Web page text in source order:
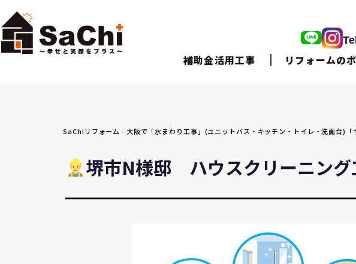
補助金活用工事 リフォームの
SaChiリフォーム - 大阪で「水まわり工事」(ユニットバス・キッチン・トイレ・洗面台)
堺市N様邸 ハウスクリーニング